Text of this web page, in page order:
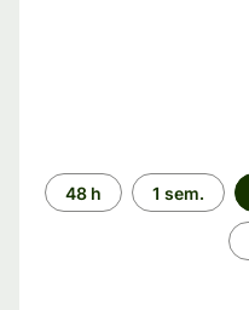
Période
48 h 1 sem.